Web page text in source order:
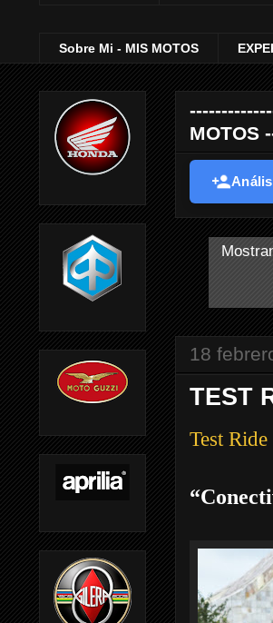
Sobre Mi - MIS MOTOS
MOTOS
18
TEST
Test